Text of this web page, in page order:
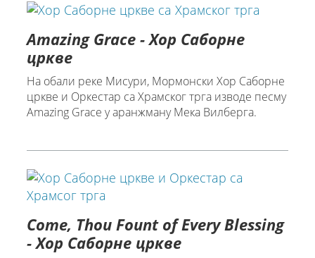
Amazing Grace - Хор Саборне
цркве
На обали реке Мисури, Мормонски Хор Саборне
цркве и Оркестар са Храмског трга изводе песму
Amazing Grace у аранжману Мека Вилберга.
Come, Thou Fount of Every Blessing
- Хор Саборне цркве